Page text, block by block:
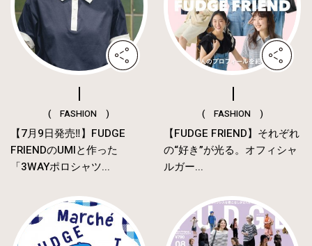
( FASHION )
【7月9日発売‼︎】FUDGE
FRIENDのUMIと作った
「3WAYポロシャツ...
( FASHION )
【FUDGE FRIEND】それぞれ
の“好き”が光る。オフィシャ
ルガー...